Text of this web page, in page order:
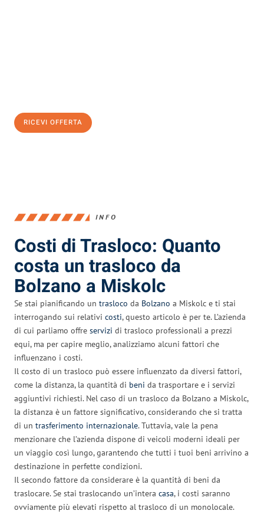
RICEVI OFFERTA
INFO
Costi di Trasloco: Quanto
costa un trasloco da
Bolzano a Miskolc
Se stai pianificando un trasloco da Bolzano a Miskolc e ti stai
interrogando sui relativi costi, questo articolo è per te. L’azienda
di cui parliamo offre servizi di trasloco professionali a prezzi
equi, ma per capire meglio, analizziamo alcuni fattori che
influenzano i costi.
Il costo di un trasloco può essere influenzato da diversi fattori,
come la distanza, la quantità di beni da trasportare e i servizi
aggiuntivi richiesti. Nel caso di un trasloco da Bolzano a Miskolc,
la distanza è un fattore significativo, considerando che si tratta
di un trasferimento internazionale. Tuttavia, vale la pena
menzionare che l’azienda dispone di veicoli moderni ideali per
un viaggio così lungo, garantendo che tutti i tuoi beni arrivino a
destinazione in perfette condizioni.
Il secondo fattore da considerare è la quantità di beni da
traslocare. Se stai traslocando un’intera casa, i costi saranno
ovviamente più elevati rispetto al trasloco di un monolocale.